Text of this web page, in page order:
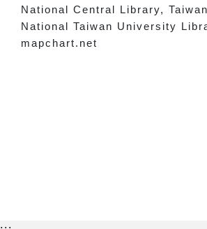
National Central Library, Taiwan
National Taiwan University
mapchart.net